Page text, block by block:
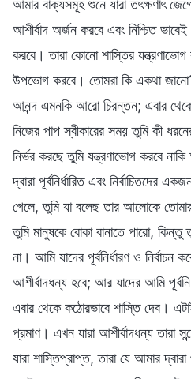
আমার বাক্যসমূহ শুনে যারা তৎক্ষণাৎ
আশীর্বাদ অর্জন করবে এবং নিশ্চিত
করবে। তারা কোনো শাস্তির যন্ত্রণাভোগ
উপভোগ করবে। তোমরা কি একথা জানো?
আনন্দ এমনকি আরো চিরন্তন; এবার
নিজের পাপ স্বীকারের সময় তুমি কী
নির্ভর করছে তুমি যন্ত্রণাভোগ করবে
দ্বারা পূর্বনির্ধারিত এবং নির্বাচিতদের
গেলে, তুমি যা বলেছ তার আলোকে তোমার
তুমি মানুষকে বোকা বানাতে পারো, কিন্তু
না। আমি যাদের পূর্বনির্ধারণ ও নির্বাচন
আশীর্বাদধন্য হবে; আর যাদের আমি
এবার থেকে কঠোরভাবে শাস্তি দেব।
প্রমাণ। এখন যারা আশীর্বাদধন্য তারা
যারা শাস্তিপ্রাপ্ত, তারা যে আমার দ্বারা